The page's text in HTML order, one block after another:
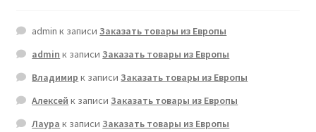
admin к записиЗаказать товары из Европы
admin к записиЗаказать товары из Европы
Владимир к записиЗаказать товары из Европы
Алексей к записиЗаказать товары из Европы
Лаура к записиЗаказать товары из Европы